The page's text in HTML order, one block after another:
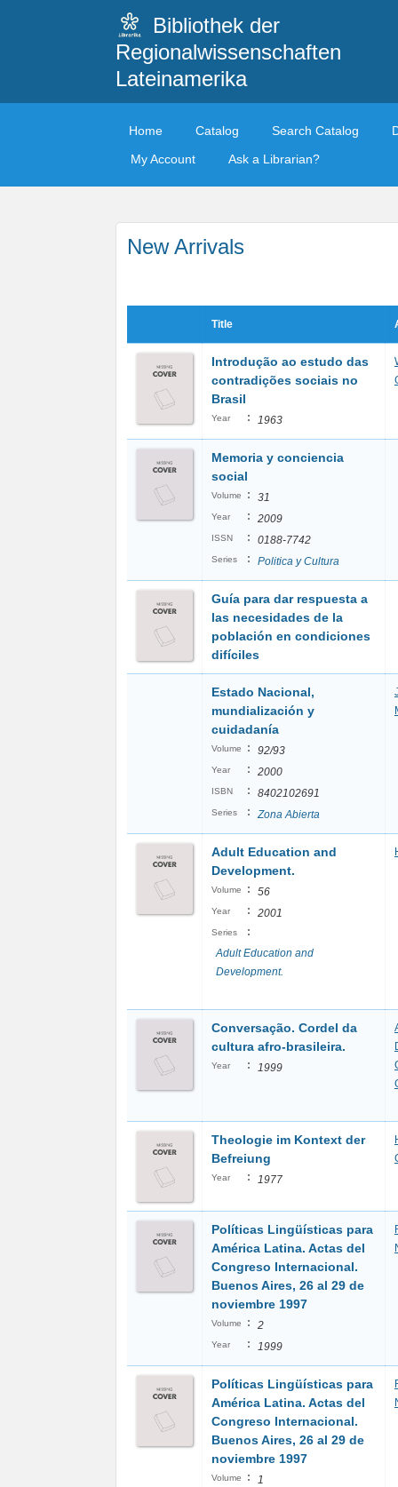
Bibliothek der
Regionalwissenschaften
Lateinamerika
Home Catalog Search Catalog
My Account
Ask a Librarian?
New Arrivals
Title
Introdução ao estudo das
contradições sociais no
Brasil
Year : 1963
Memoria y conciencia
social
Volume : 31
Year : 2009
ISSN : 0188-7742
Series : Politica y Cultura
Guía para dar respuesta a
las necesidades de la
población en condiciones
difíciles
Estado Nacional,
mundialización y
cuidadanía
Volume : 92/93
Year : 2000
ISBN : 8402102691
Series : Zona Abierta
Adult Education and
Development.
Volume : 56
Year : 2001
Series
:
Adult Education and
Development.
Conversação. Cordel da
cultura afro-brasileira.
Year : 1999
Theologie im Kontext der
Befreiung
Year : 1977
Políticas Lingüísticas para
América Latina. Actas del
Congreso Internacional.
Buenos Aires, 26 al 29 de
noviembre 1997
Volume : 2
Year : 1999
Políticas Lingüísticas para
América Latina. Actas del
Congreso Internacional.
Buenos Aires, 26 al 29 de
noviembre 1997
Volume : 1